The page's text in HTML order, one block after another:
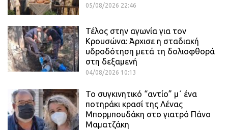
05/08/2026 22:46
Τέλος στην αγωνία για τον
Κρουσώνα: Άρχισε η σταδιακή
υδροδότηση μετά τη δολιοφθορά
στη δεξαμενή
04/08/2026 10:13
Το συγκινητικό “αντίο” μ΄ ένα
ποτηράκι κρασί της Λένας
Μπορμπουδάκη στο γιατρό Πάνο
Μαματζάκη